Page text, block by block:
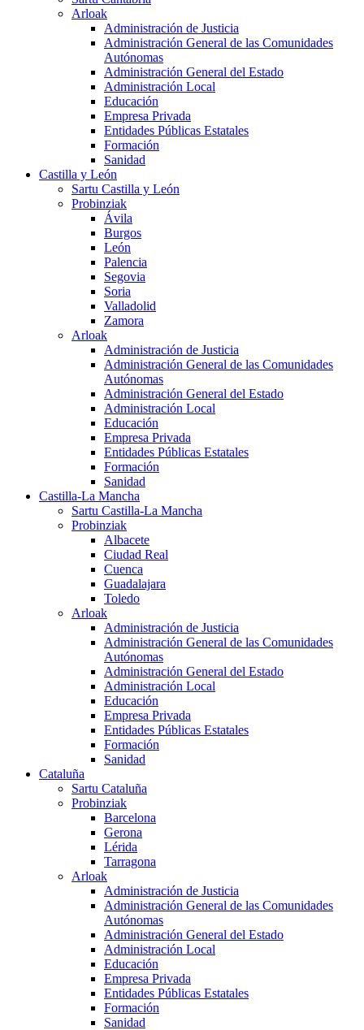
Arloak
Administración de Justicia
Administración General de las Comunidades
Autónomas
Administración General del Estado
Administración Local
Educación
Empresa Privada
Entidades Públicas Estatales
Formación
Sanidad
Castilla y León
Sartu Castilla y León
Probinziak
Ávila
Burgos
León
Palencia
Segovia
Soria
Valladolid
Zamora
Arloak
Administración de Justicia
Administración General de las Comunidades
Autónomas
Administración General del Estado
Administración Local
Educación
Empresa Privada
Entidades Públicas Estatales
Formación
Sanidad
Castilla-La Mancha
Sartu Castilla-La Mancha
Probinziak
Albacete
Ciudad Real
Cuenca
Guadalajara
Toledo
Arloak
Administración de Justicia
Administración General de las Comunidades
Autónomas
Administración General del Estado
Administración Local
Educación
Empresa Privada
Entidades Públicas Estatales
Formación
Sanidad
Cataluña
Sartu Cataluña
Probinziak
Barcelona
Gerona
Lérida
Tarragona
Arloak
Administración de Justicia
Administración General de las Comunidades
Autónomas
Administración General del Estado
Administración Local
Educación
Empresa Privada
Entidades Públicas Estatales
Formación
Sanidad